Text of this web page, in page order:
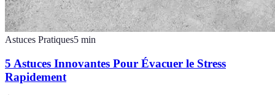
Astuces Pratiques5 min
5 Astuces Innovantes Pour Évacuer le Stress
Rapidement